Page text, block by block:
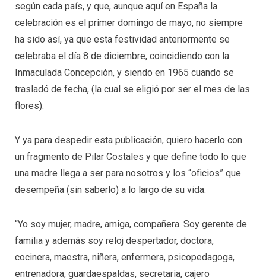
según cada país, y que, aunque aquí en España la
celebración es el primer domingo de mayo, no siempre
ha sido así, ya que esta festividad anteriormente se
celebraba el día 8 de diciembre, coincidiendo con la
Inmaculada Concepción, y siendo en 1965 cuando se
trasladó de fecha, (la cual se eligió por ser el mes de las
flores).
Y ya para despedir esta publicación, quiero hacerlo con
un fragmento de Pilar Costales y que define todo lo que
una madre llega a ser para nosotros y los “oficios” que
desempeña (sin saberlo) a lo largo de su vida:
“Yo soy mujer, madre, amiga, compañera. Soy gerente de
familia y además soy reloj despertador, doctora,
cocinera, maestra, niñera, enfermera, psicopedagoga,
entrenadora, guardaespaldas, secretaria, cajero